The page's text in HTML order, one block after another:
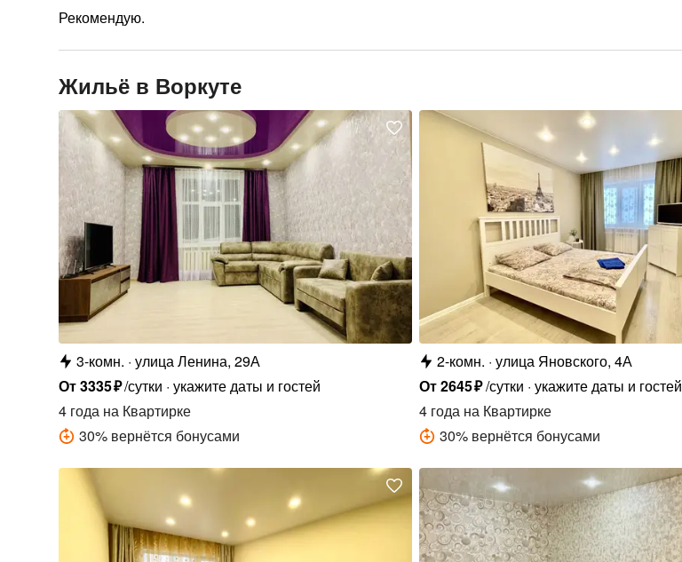
Рекомендую.
Жильё в Воркуте
3-комн. улица Ленина, 29А
От3335₽/сутки укажите даты и гостей
4 годана Квартирке
30% вернётся бонусами
2-комн. улица Яновского, 4А
От2645₽/сутки укажите даты и гостей
4 года на Квартирке
30% вернётся бонусами